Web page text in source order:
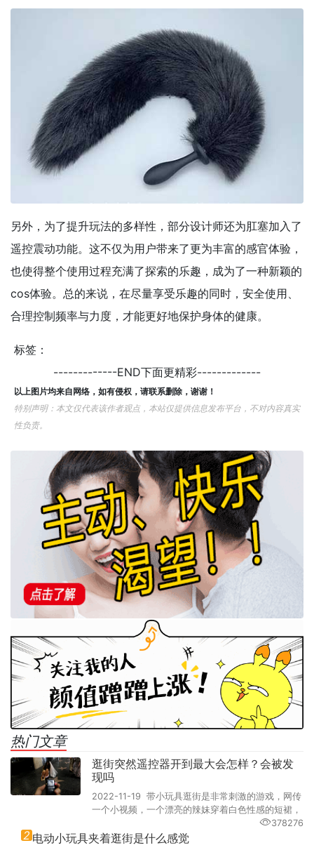
另外，为了提升玩法的多样性，部分设计师还为肛塞加入了
遥控震动功能。这不仅为用户带来了更为丰富的感官体验，
也使得整个使用过程充满了探索的乐趣，成为了一种新颖的
cos体验。总的来说，在尽量享受乐趣的同时，安全使用、
合理控制频率与力度，才能更好地保护身体的健康。
标签：
-------------END下面更精彩-------------
以上图片均来自网络，如有侵权，请联系删除，谢谢！
特别声明：本文仅代表该作者观点，本站仅提供信息发布平台，不对内容真实
性负责。
热门文章
逛街突然遥控器开到最大会怎样？会被发
现吗
2022-11-19 带小玩具逛街是非常刺激的游戏，网传
一个小视频，一个漂亮的辣妹穿着白色性感的短裙，
378276
2 电动小玩具夹着逛街是什么感觉